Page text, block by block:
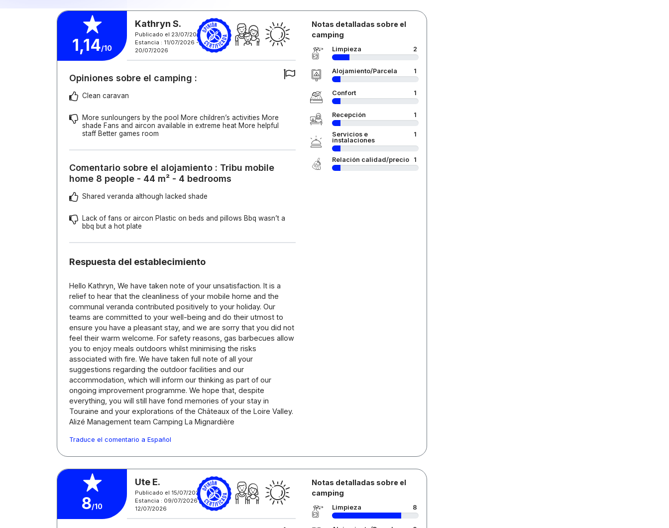
1,14/10
Kathryn S.
Publicado el 23/07/2026
Estancia : 11/07/2026 -
20/07/2026
Opiniones sobre el camping :
Clean caravan
More sunloungers by the pool More children’s activities More
shade Fans and aircon available in extreme heat More helpful
staff Better games room
Comentario sobre el alojamiento : Tribu mobile
home 8 people - 44 m² - 4 bedrooms
Shared veranda although lacked shade
Lack of fans or aircon Plastic on beds and pillows Bbq wasn’t a
bbq but a hot plate
Respuesta del establecimiento
Hello Kathryn, We have taken note of your unsatisfaction. It is a
relief to hear that the cleanliness of your mobile home and the
communal veranda contributed positively to your holiday. Our
teams are committed to your well-being and do their utmost to
ensure you have a pleasant stay, and we are sorry that you did not
feel their warm welcome. For safety reasons, gas barbecues allow
you to enjoy meals outdoors whilst minimising the risks
associated with fire. We have taken full note of all your
suggestions regarding the outdoor facilities and our
accommodation, which will inform our thinking as part of our
ongoing improvement programme. We hope that, despite
everything, you will still have fond memories of your stay in
Touraine and your explorations of the Châteaux of the Loire Valley.
Alizé Management team Camping La Mignardière
Traduce el comentario a Español
Notas detalladas sobre el
camping
Limpieza 2
Alojamiento/Parcela 1
Confort 1
Recepción 1
Servicios e
instalaciones
1
Relación calidad/precio 1
8/10
Ute E.
Publicado el 15/07/2026
Estancia : 09/07/2026 -
12/07/2026
Notas detalladas sobre el
camping
Limpieza 8